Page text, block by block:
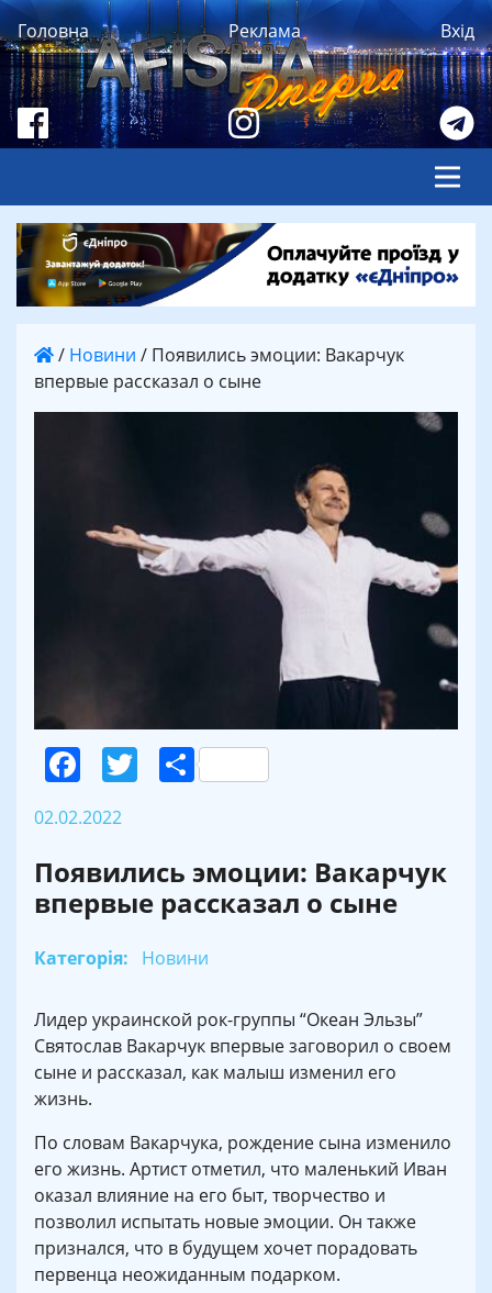
Головна Реклама Вхід
/ Новини / Появились эмоции: Вакарчук
впервые рассказал о сыне
Facebook
Twitter
Поділитися
02.02.2022
Появились эмоции: Вакарчук
впервые рассказал о сыне
Категорія: Новини
Лидер украинской рок-группы “Океан Эльзы”
Святослав Вакарчук впервые заговорил о своем
сыне и рассказал, как малыш изменил его
жизнь.
По словам Вакарчука, рождение сына изменило
его жизнь. Артист отметил, что маленький Иван
оказал влияние на его быт, творчество и
позволил испытать новые эмоции. Он также
признался, что в будущем хочет порадовать
первенца неожиданным подарком.